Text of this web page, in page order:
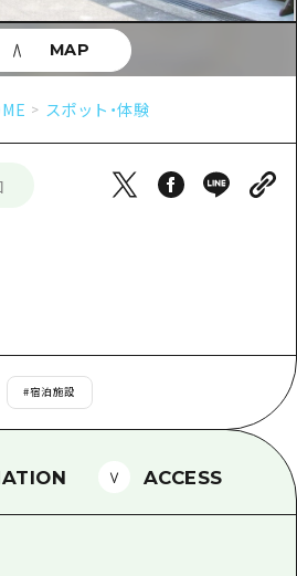
ピング
ツ
ライフ
部
部
情報
ち情報一覧
ス
遊チケット
FREE Wi-Fi
内所
訪れる外国人旅行者向け情報一
ティアガイド
係者の皆さま
スポット・体験
#宿泊施設
MAP
ACCESS